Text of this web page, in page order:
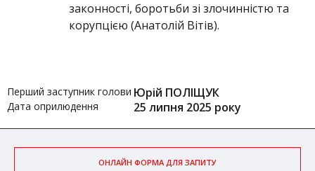
законності, боротьби зі злочинністю та
корупцією (Анатолій Вітів).
Перший заступник голови Юрій ПОЛІЩУК
Дата оприлюдення 25 липня 2025 року
ОНЛАЙН ФОРМА ДЛЯ ЗАПИТУ